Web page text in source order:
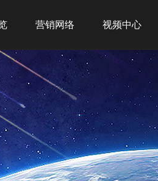
视频中心
营销网络
全球战略
网点布局
经典案例